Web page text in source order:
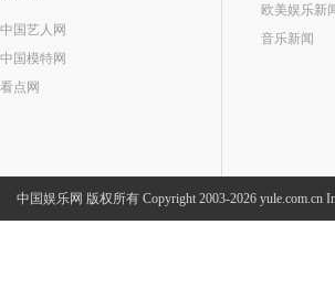
中国艺人网
中国模特网
看点网
欧美娱乐新
音乐新闻
中国娱乐网 版权所有 Copyright 2003-2026 yule.com.cn